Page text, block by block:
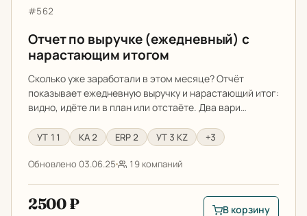
Артикул:
#562
Отчет по выручке (ежедневный) с
нарастающим итогом
Сколько уже заработали в этом месяце? Отчёт
показывает ежедневную выручку и нарастающий итог:
видно, идёте ли в план или отстаёте. Два вари…
УТ 11 КА 2 ERP 2 УТ 3 KZ +3
Обновлено 03.06.25 19 компаний
2500 ₽ В корзину